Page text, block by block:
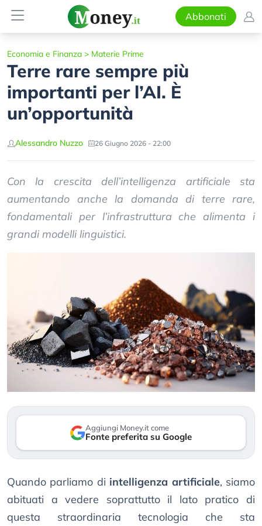
Abbonati
Economia e Finanza > Materie Prime
Terre rare sempre più
importanti per l’AI. È
un’opportunità
Alessandro Nuzzo 26 Giugno 2026 - 22:00
Con la crescita dell’intelligenza artificiale sta
aumentando anche la domanda di terre rare,
fondamentali per l’infrastruttura che alimenta i
grandi modelli linguistici.
Aggiungi Money.it come
Fonte preferita su Google
Quando parliamo di intelligenza artificiale, siamo
abituati a vedere soprattutto il lato pratico di
questa straordinaria tecnologia che sta